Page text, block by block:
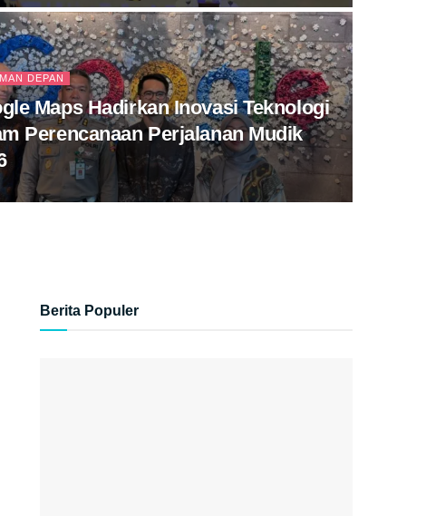
DEPAN
Maps Hadirkan Inovasi Teknologi
Perencanaan Perjalanan Mudik
Berita Populer